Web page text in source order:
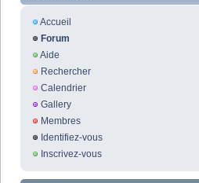
Accueil
Forum
Aide
Rechercher
Calendrier
Gallery
Membres
Identifiez-vous
Inscrivez-vous